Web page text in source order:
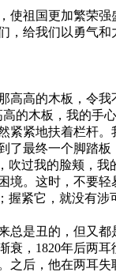
祖国更加繁荣
，给我们以勇气和
高的木板，令
的木板，我的
紧地扶着栏杆
最终一个脚踏
过我的脸颊，我
。这时，不要
紧它，就没有涉
是丑的，但又都
，1820年后两
后，他在两耳失